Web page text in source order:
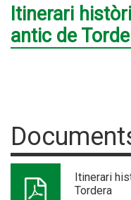
Itinerari
antic de
Itinerari
Tordera